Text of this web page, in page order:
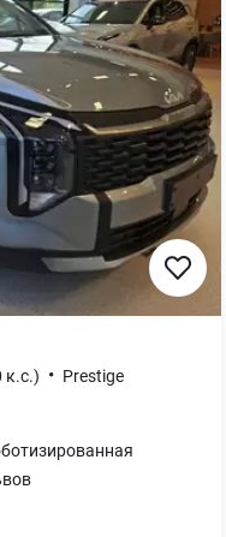
к.с.) • Prestige